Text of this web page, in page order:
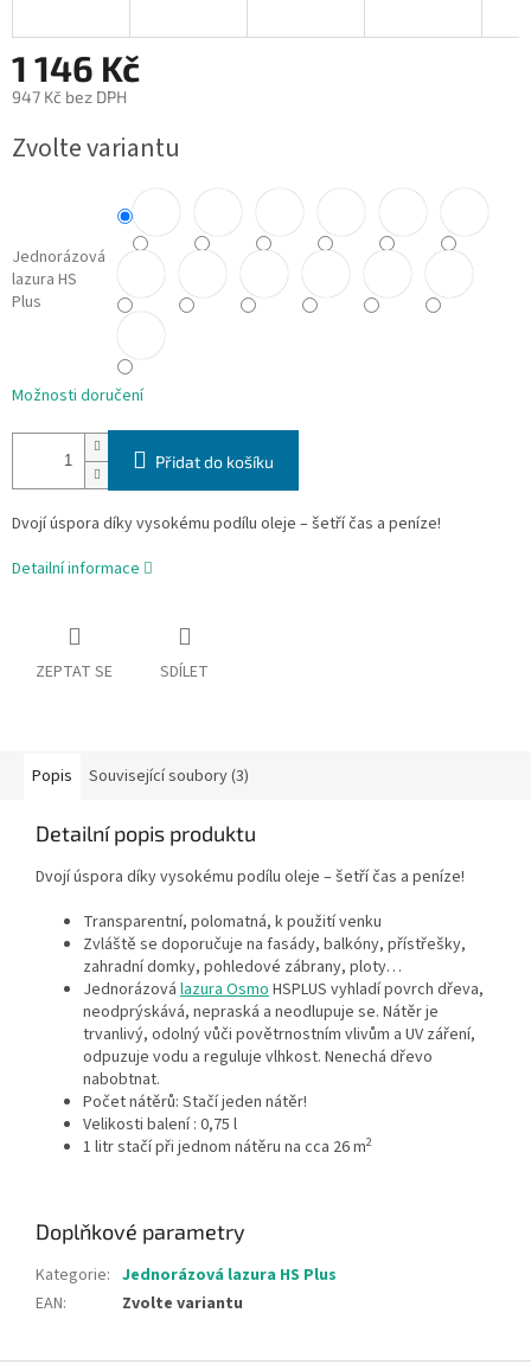
1 146 Kč
947 Kč bez DPH
cena:
Zvolte variantu
Jednorázová
lazura HS
Plus
Možnosti doručení
Přidat do košíku
Dvojí úspora díky vysokému podílu oleje – šetří čas a peníze!
Detailní informace
ZEPTAT SE SDÍLET
Popis Související soubory (3)
Detailní popis produktu
Dvojí úspora díky vysokému podílu oleje – šetří čas a peníze!
Transparentní, polomatná, k použití venku
Zvláště se doporučuje na fasády, balkóny, přístřešky,
zahradní domky, pohledové zábrany, ploty…
Jednorázová lazura OsmoHSPLUS vyhladí povrch dřeva,
neodprýskává, nepraská a neodlupuje se. Nátěr je
trvanlivý, odolný vůči povětrnostním vlivům a UV záření,
odpuzuje vodu a reguluje vlhkost. Nenechá dřevo
nabobtnat.
Počet nátěrů: Stačí jeden nátěr!
Velikosti balení : 0,75 l
1 litr stačí při jednom nátěru na cca 26 m2
Doplňkové parametry
Kategorie: Jednorázová lazura HS Plus
EAN: Zvolte variantu